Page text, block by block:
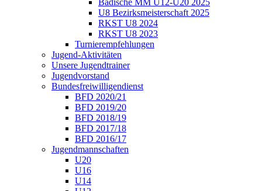
U8 Bezirksmeisterschaft 2025
RKST U8 2024
RKST U8 2023
Turnierempfehlungen
Jugend-Aktivitäten
Unsere Jugendtrainer
Jugendvorstand
Bundesfreiwilligendienst
BFD 2020/21
BFD 2019/20
BFD 2018/19
BFD 2017/18
BFD 2016/17
Jugendmannschaften
U20
U16
U14